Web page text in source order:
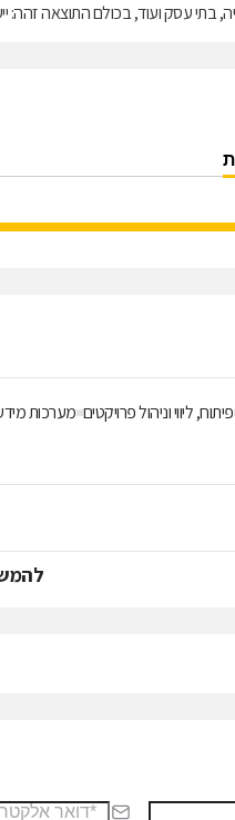
בתי עסק ועוד, בכולם התוצאה
פיתוח, ליווי וניהול פרויקטים מערכות